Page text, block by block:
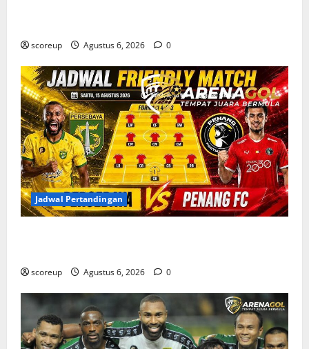
scoreup Agustus 6, 2026 0
Jadwal Pertandingan
scoreup Agustus 6, 2026 0